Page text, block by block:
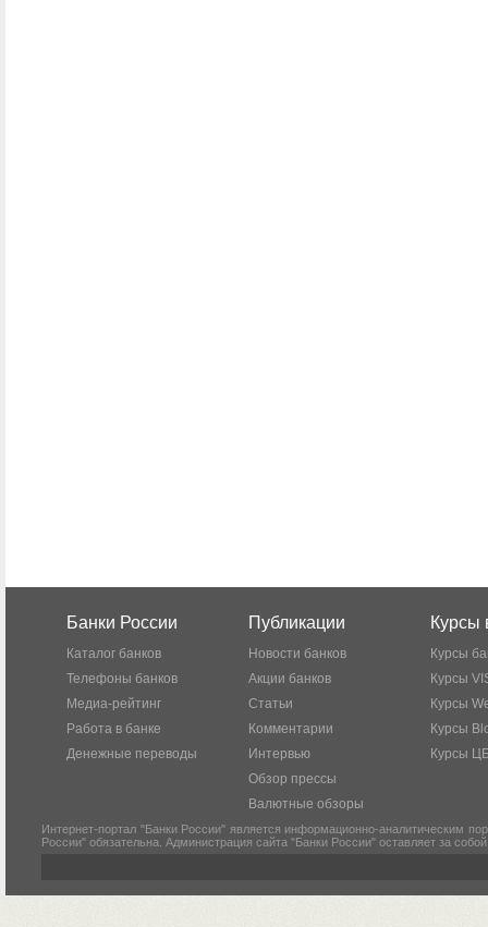
Банки России
Каталог банков
Телефоны банков
Медиа-рейтинг
Работа в банке
Денежные переводы
Публикации
Новости банков
Акции банков
Статьи
Комментарии
Интервью
Обзор прессы
Валютные обзоры
Курсы
Курсы
Курсы
Курсы
Курсы
Курсы
Интернет-портал "Банки России" является информационно-аналитическим
России" обязательна. Администрация сайта "Банки России" оставляет за